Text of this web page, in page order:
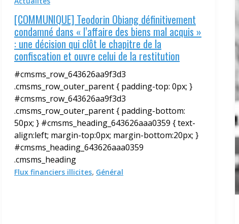
[COMMUNIQUE] Teodorin Obiang définitivement
condamné dans « l’affaire des biens mal acquis »
: une décision qui clôt le chapitre de la
confiscation et ouvre celui de la restitution
#cmsms_row_643626aa9f3d3
.cmsms_row_outer_parent { padding-top: 0px; }
#cmsms_row_643626aa9f3d3
.cmsms_row_outer_parent { padding-bottom:
50px; } #cmsms_heading_643626aaa0359 { text-
align:left; margin-top:0px; margin-bottom:20px; }
#cmsms_heading_643626aaa0359
.cmsms_heading
Flux financiers illicites, Général